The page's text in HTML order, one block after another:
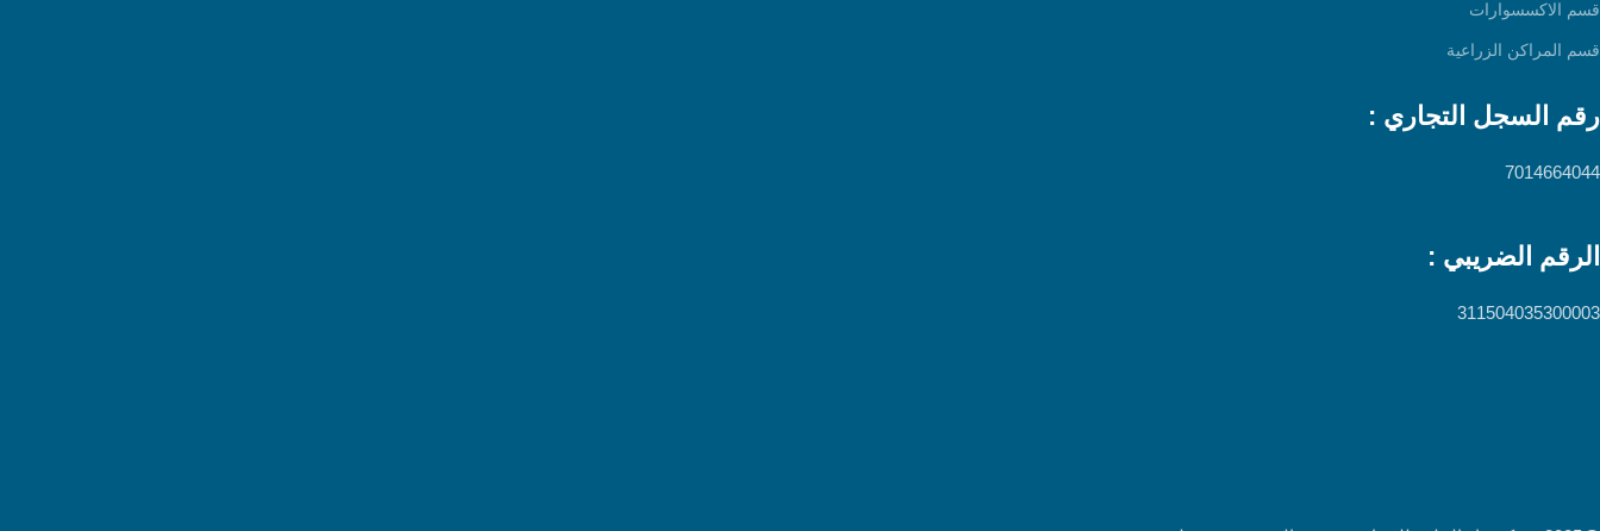
قسم الاكسسوارات
قسم المراكن الزراعية
رقم السجل التجاري :
7014664044
الرقم الضريبي :
311504035300003